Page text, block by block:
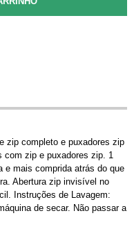
zip completo e puxadores zip
com zip e puxadores zip. 1
e mais comprida atrás do que
Abertura zip invisível no
Instruções de Lavagem:
de secar. Não passar a